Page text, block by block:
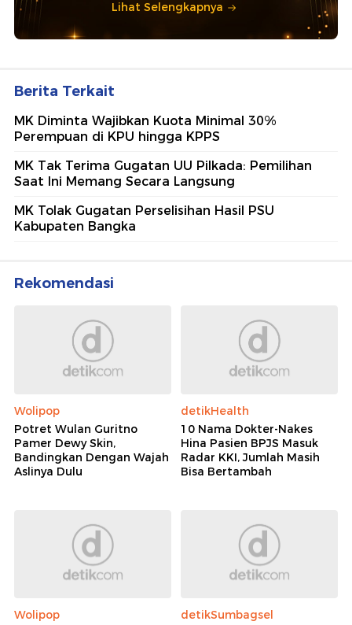
Lihat Selengkapnya
Berita Terkait
MK Diminta Wajibkan Kuota Minimal 30%
Perempuan di KPU hingga KPPS
MK Tak Terima Gugatan UU Pilkada: Pemilihan
Saat Ini Memang Secara Langsung
MK Tolak Gugatan Perselisihan Hasil PSU
Kabupaten Bangka
Rekomendasi
Wolipop
Potret Wulan Guritno
Pamer Dewy Skin,
Bandingkan Dengan Wajah
Aslinya Dulu
detikHealth
10 Nama Dokter-Nakes
Hina Pasien BPJS Masuk
Radar KKI, Jumlah Masih
Bisa Bertambah
Wolipop
detikSumbagsel